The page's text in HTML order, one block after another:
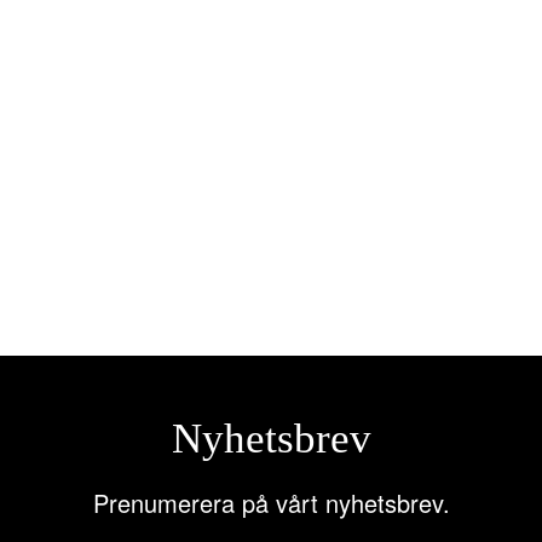
Nyhetsbrev
Prenumerera på vårt nyhetsbrev.